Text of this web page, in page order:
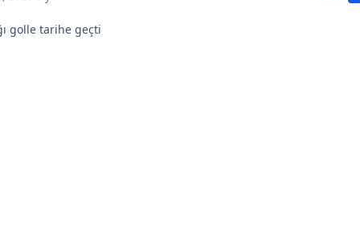
golle tarihe geçti